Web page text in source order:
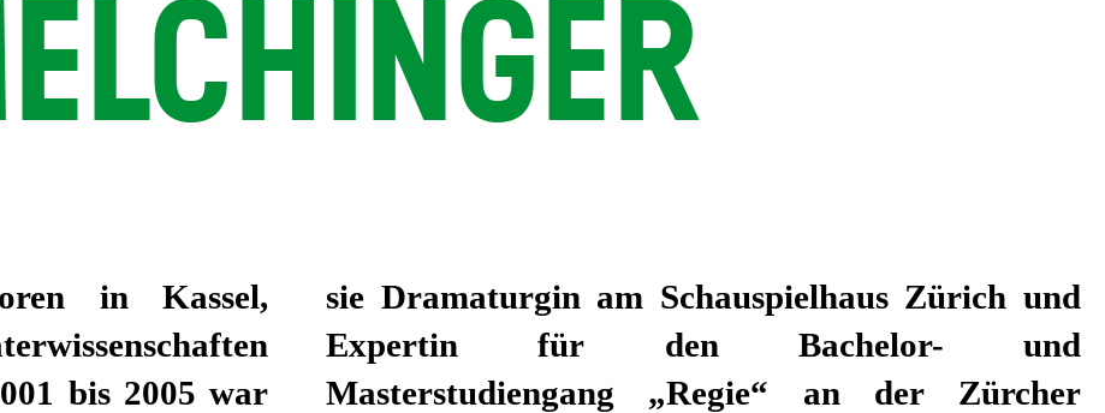
in Kassel,
bis 2005 war
Zürich und
und
der Zürcher